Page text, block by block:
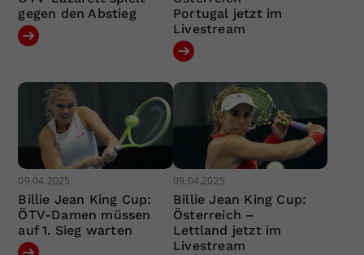
gegen den Abstieg
Portugal jetzt im
Livestream
09.04.2025
Billie Jean King Cup:
ÖTV-Damen müssen
auf 1. Sieg warten
09.04.2025
Billie Jean King Cup:
Österreich –
Lettland jetzt im
Livestream